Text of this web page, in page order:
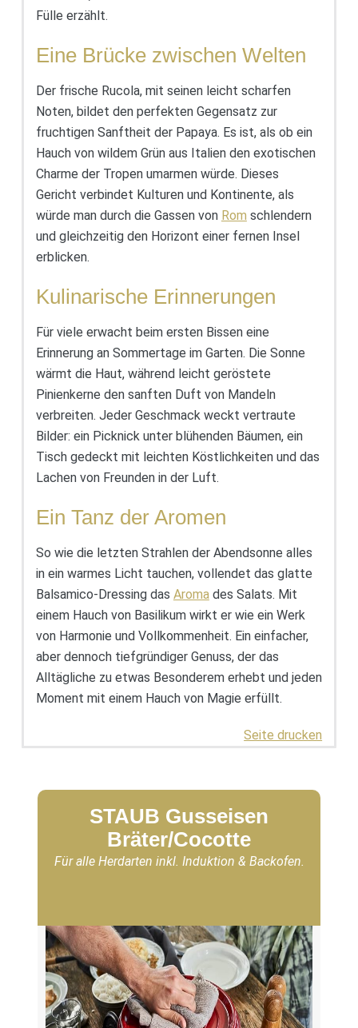
Fülle erzählt.
Eine Brücke zwischen Welten
Der frische Rucola, mit seinen leicht scharfen
Noten, bildet den perfekten Gegensatz zur
fruchtigen Sanftheit der Papaya. Es ist, als ob ein
Hauch von wildem Grün aus Italien den exotischen
Charme der Tropen umarmen würde. Dieses
Gericht verbindet Kulturen und Kontinente, als
würde man durch die Gassen von Rom schlendern
und gleichzeitig den Horizont einer fernen Insel
erblicken.
Kulinarische Erinnerungen
Für viele erwacht beim ersten Bissen eine
Erinnerung an Sommertage im Garten. Die Sonne
wärmt die Haut, während leicht geröstete
Pinienkerne den sanften Duft von Mandeln
verbreiten. Jeder Geschmack weckt vertraute
Bilder: ein Picknick unter blühenden Bäumen, ein
Tisch gedeckt mit leichten Köstlichkeiten und das
Lachen von Freunden in der Luft.
Ein Tanz der Aromen
So wie die letzten Strahlen der Abendsonne alles
in ein warmes Licht tauchen, vollendet das glatte
Balsamico-Dressing das Aromades Salats. Mit
einem Hauch von Basilikum wirkt er wie ein Werk
von Harmonie und Vollkommenheit. Ein einfacher,
aber dennoch tiefgründiger Genuss, der das
Alltägliche zu etwas Besonderem erhebt und jeden
Moment mit einem Hauch von Magie erfüllt.
Seite drucken
STAUB Gusseisen
Bräter/Cocotte
Für alle Herdarten inkl. Induktion & Backofen.